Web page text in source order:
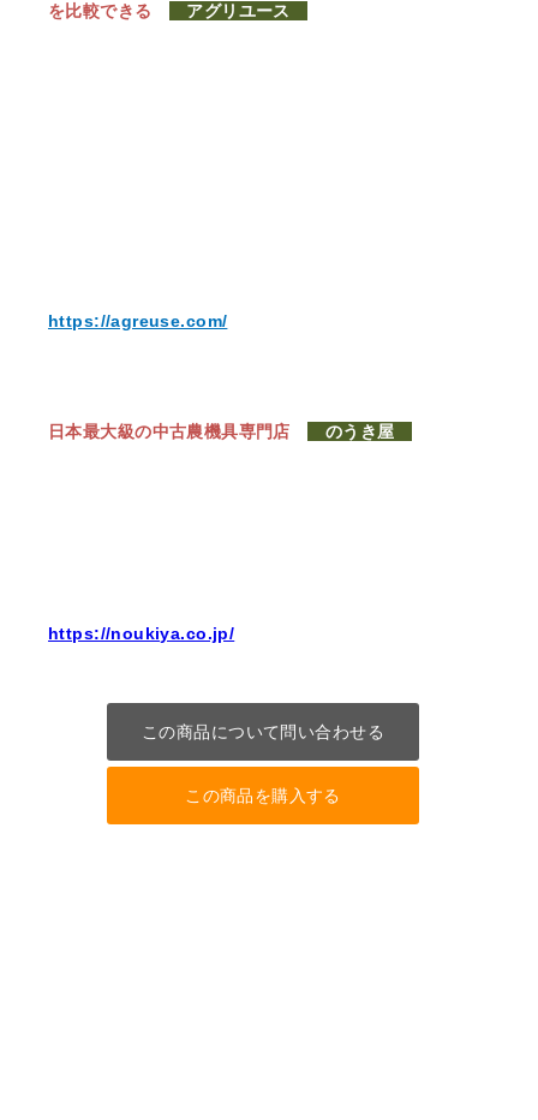
を比較できる
アグリユース
https://agreuse.com/
日本最大級の中古農機具専門店 のうき屋
https://noukiya.co.jp/
この商品について問い合わせる
この商品を購入する